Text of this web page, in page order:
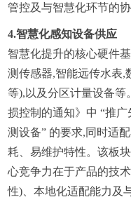
管控及与智慧化环节的协
4.智慧化感知设备供应
智慧化提升的核心硬件
测传感器,智能远传水表,
等),以及分区计量设备
损控制的通知》中 “推
测设备” 的要求,同时适
耗、易维护特性。该板
心竞争力在于产品的技
性)、本地化适配能力及